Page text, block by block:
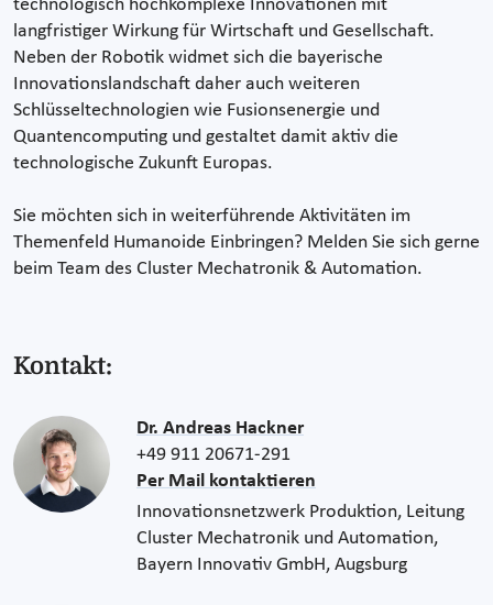
technologisch hochkomplexe Innovationen mit
langfristiger Wirkung für Wirtschaft und Gesellschaft.
Neben der Robotik widmet sich die bayerische
Innovationslandschaft daher auch weiteren
Schlüsseltechnologien wie Fusionsenergie und
Quantencomputing und gestaltet damit aktiv die
technologische Zukunft Europas.
Sie möchten sich in weiterführende Aktivitäten im
Themenfeld Humanoide Einbringen? Melden Sie sich gerne
beim Team des Cluster Mechatronik & Automation.
Kontakt:
Dr. Andreas Hackner
+49 911 20671-291
Per Mail kontaktieren
Innovationsnetzwerk Produktion, Leitung
Cluster Mechatronik und Automation,
Bayern Innovativ GmbH, Augsburg